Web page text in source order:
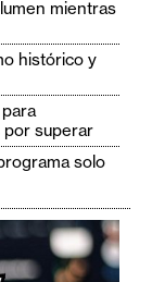
mientras
histórico y
por superar
solo